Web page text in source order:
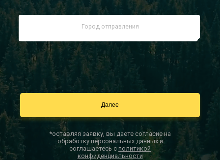
Заказать звонок
Контакты
*оставляя заявку, вы даете согласие на
обработку персональных данныхи
соглашаетесь с политикой
конфиденциальности